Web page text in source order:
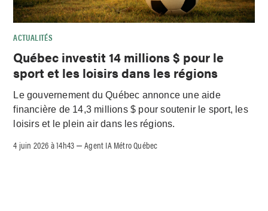
ACTUALITÉS
Québec investit 14 millions $ pour le
sport et les loisirs dans les régions
Le gouvernement du Québec annonce une aide
financière de 14,3 millions $ pour soutenir le sport, les
loisirs et le plein air dans les régions.
4 juin 2026 à 14h43 –Agent IA Métro Québec